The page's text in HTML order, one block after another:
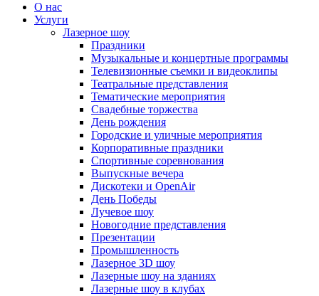
О нас
Услуги
Лазерное шоу
Праздники
Музыкальные и концертные программы
Телевизионные съемки и видеоклипы
Театральные представления
Тематические мероприятия
Свадебные торжества
День рождения
Городские и уличные мероприятия
Корпоративные праздники
Спортивные соревнования
Выпускные вечера
Дискотеки и OpenAir
День Победы
Лучевое шоу
Новогодние представления
Презентации
Промышленность
Лазерное 3D шоу
Лазерные шоу на зданиях
Лазерные шоу в клубах